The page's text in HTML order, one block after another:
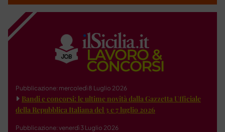
Pubblicazione: mercoledì 8 Luglio 2026
Bandi e concorsi: le ultime novità dalla Gazzetta Ufficiale
della Repubblica Italiana del 3 e 7 luglio 2026
Pubblicazione: venerdì 3 Luglio 2026